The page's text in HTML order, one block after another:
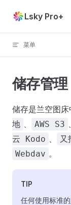
Skip to content
Lsky Pro+
菜单
储存管理
储存是兰空图
地 、 AWS S3 、
云 Kodo 、 又
Webdav 。
TIP
任何使用标准的